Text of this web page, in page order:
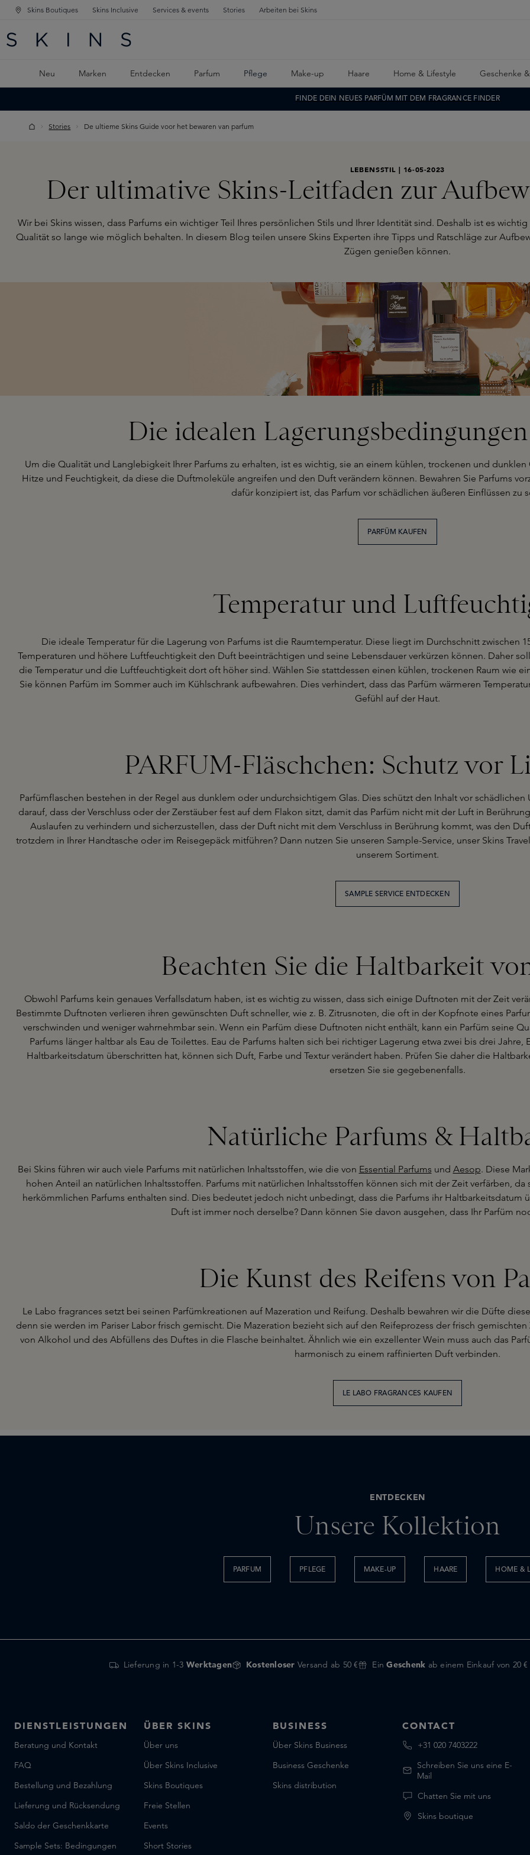
SPRINGEN
SPRINGEN
Skins Boutiques Skins Inclusive Services & events Stories Arbeiten bei Skins
Neu Marken Entdecken Parfum Pflege Make-up Haare Home & Lifestyle Geschenke
FINDE DEIN NEUES PARFÜM MIT DEM FRAGRANCE FINDER
Stories De ultieme Skins Guide voor het bewaren van parfum
LEBENSSTIL | 16-05-2023
Der ultimative Skins-Leitfaden zur
Wir bei Skins wissen, dass Parfums ein wichtiger Teil Ihres persönlichen Stils und Ihrer Identität sind. Deshalb ist es
Qualität so lange wie möglich behalten. In diesem Blog teilen unsere Skins Experten ihre Tipps und Ratschläge zur
Zügen genießen können.
Die idealen Lagerungsbedingungen
Um die Qualität und Langlebigkeit Ihrer Parfums zu erhalten, ist es wichtig, sie an einem kühlen, trockenen und dunklen
Hitze und Feuchtigkeit, da diese die Duftmoleküle angreifen und den Duft verändern können. Bewahren Sie Parfums
dafür konzipiert ist, das Parfum vor schädlichen äußeren Einflüssen zu
PARFÜM KAUFEN
Temperatur und
Die ideale Temperatur für die Lagerung von Parfums ist die Raumtemperatur. Diese liegt im Durchschnitt zwischen
Temperaturen und höhere Luftfeuchtigkeit den Duft beeinträchtigen und seine Lebensdauer verkürzen können. Daher
die Temperatur und die Luftfeuchtigkeit dort oft höher sind. Wählen Sie stattdessen einen kühlen, trockenen Raum wie
Sie können Parfüm im Sommer auch im Kühlschrank aufbewahren. Dies verhindert, dass das Parfüm wärmeren
Gefühl auf der Haut.
PARFUM-Fläschchen: Schutz vor
Parfümflaschen bestehen in der Regel aus dunklem oder undurchsichtigem Glas. Dies schützt den Inhalt vor schädlichen
darauf, dass der Verschluss oder der Zerstäuber fest auf dem Flakon sitzt, damit das Parfüm nicht mit der Luft in
Auslaufen zu verhindern und sicherzustellen, dass der Duft nicht mit dem Verschluss in Berührung kommt, was den
trotzdem in Ihrer Handtasche oder im Reisegepäck mitführen? Dann nutzen Sie unseren Sample-Service, unser Skins
unserem Sortiment.
SAMPLE SERVICE ENTDECKEN
Beachten Sie die Haltbarkeit von
Obwohl Parfums kein genaues Verfallsdatum haben, ist es wichtig zu wissen, dass sich einige Duftnoten mit der Zeit
Bestimmte Duftnoten verlieren ihren gewünschten Duft schneller, wie z. B. Zitrusnoten, die oft in der Kopfnote eines
verschwinden und weniger wahrnehmbar sein. Wenn ein Parfüm diese Duftnoten nicht enthält, kann ein Parfüm seine
Parfums länger haltbar als Eau de Toilettes. Eau de Parfums halten sich bei richtiger Lagerung etwa zwei bis drei Jahre,
Haltbarkeitsdatum überschritten hat, können sich Duft, Farbe und Textur verändert haben. Prüfen Sie daher die
ersetzen Sie sie gegebenenfalls.
Natürliche Parfums &
Bei Skins führen wir auch viele Parfums mit natürlichen Inhaltsstoffen, wie die von Essential Parfums und Aesop. Diese
hohen Anteil an natürlichen Inhaltsstoffen. Parfums mit natürlichen Inhaltsstoffen können sich mit der Zeit verfärben, da
herkömmlichen Parfums enthalten sind. Dies bedeutet jedoch nicht unbedingt, dass die Parfums ihr Haltbarkeitsdatum
Duft ist immer noch derselbe? Dann können Sie davon ausgehen, dass Ihr Parfüm
Die Kunst des Reifens von
Le Labo fragrances setzt bei seinen Parfümkreationen auf Mazeration und Reifung. Deshalb bewahren wir die Düfte
denn sie werden im Pariser Labor frisch gemischt. Die Mazeration bezieht sich auf den Reifeprozess der frisch
von Alkohol und des Abfüllens des Duftes in die Flasche beinhaltet. Ähnlich wie ein exzellenter Wein muss auch das
harmonisch zu einem raffinierten Duft verbinden.
LE LABO FRAGRANCES KAUFEN
ENTDECKEN
Unsere Kollektion
PARFUM PFLEGE MAKE-UP HAARE HOME &
Lieferung in 1-3 Werktagen Kostenloser Versand ab 50 € EinGeschenk ab einem Einkauf von 20 €
DIENSTLEISTUNGEN
Beratung und Kontakt
FAQ
Bestellung und Bezahlung
Lieferung und Rücksendung
Saldo der Geschenkkarte
Sample Sets: Bedingungen
ÜBER SKINS
Über uns
Über Skins Inclusive
Skins Boutiques
Freie Stellen
Events
Short Stories
BUSINESS
Über Skins Business
Business Geschenke
Skins distribution
CONTACT
+31 020 7403222
Schreiben Sie uns eine E-
Mail
Chatten Sie mit uns
Skins boutique